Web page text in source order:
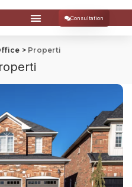
Consultation
> Properti